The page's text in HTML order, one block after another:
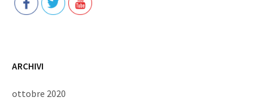
ARCHIVI
ottobre 2020